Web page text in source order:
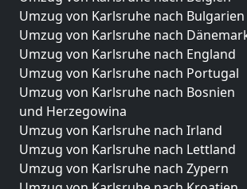
Umzug von Karlsruhe nach Bulgarien
Umzug von Karlsruhe nach
Umzug von Karlsruhe nach England
Umzug von Karlsruhe nach Portugal
Umzug von Karlsruhe nach Bosnien
und Herzegowina
Umzug von Karlsruhe nach Irland
Umzug von Karlsruhe nach Lettland
Umzug von Karlsruhe nach Zypern